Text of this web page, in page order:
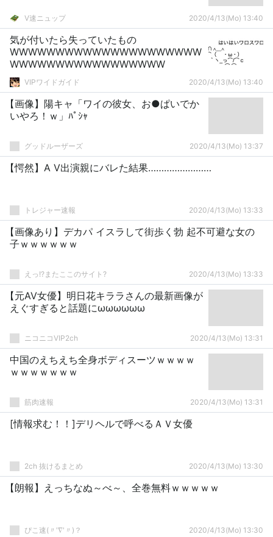
V速ニュップ 2020/4/13(Mo) 13:40
気が付いたら失っていたもの
WWWWWWWWWWWWWWWWWWWWW
WWWWWWWWWWWWWWWWW
VIPワイドガイド 2020/4/13(Mo) 13:40
【画像】陽キャ「ワイの彼女、お●ぱいでか
いやろ！ｗ」ﾊﾟｼｬ
グッドルーザーズ 2020/4/13(Mo) 13:37
【愕然】A V出演親にバレた結果……………………
トレジャー速報 2020/4/13(Mo) 13:33
【画像あり】デカパ イスラして街歩く勃 起不可避な女の
子ｗｗｗｗｗｗ
えっ!?またここのサイト? 2020/4/13(Mo) 13:33
【元AV女優】明日花キララさんの最新画像が
えぐすぎると話題にωωωωωω
ニコニコVIP2ch 2020/4/13(Mo) 13:31
中国のえちえち全身ボディスーツｗｗｗｗ
ｗｗｗｗｗｗｗ
筋肉速報 2020/4/13(Mo) 13:31
[情報求む！！]デリヘルで呼べるＡＶ女優
2ch 抜けるまとめ 2020/4/13(Mo) 13:30
【朗報】えっちなぬ～べ～、全巻無料ｗｗｗｗｗ
ぴこ速(〃'∇'〃)？ 2020/4/13(Mo) 13:30